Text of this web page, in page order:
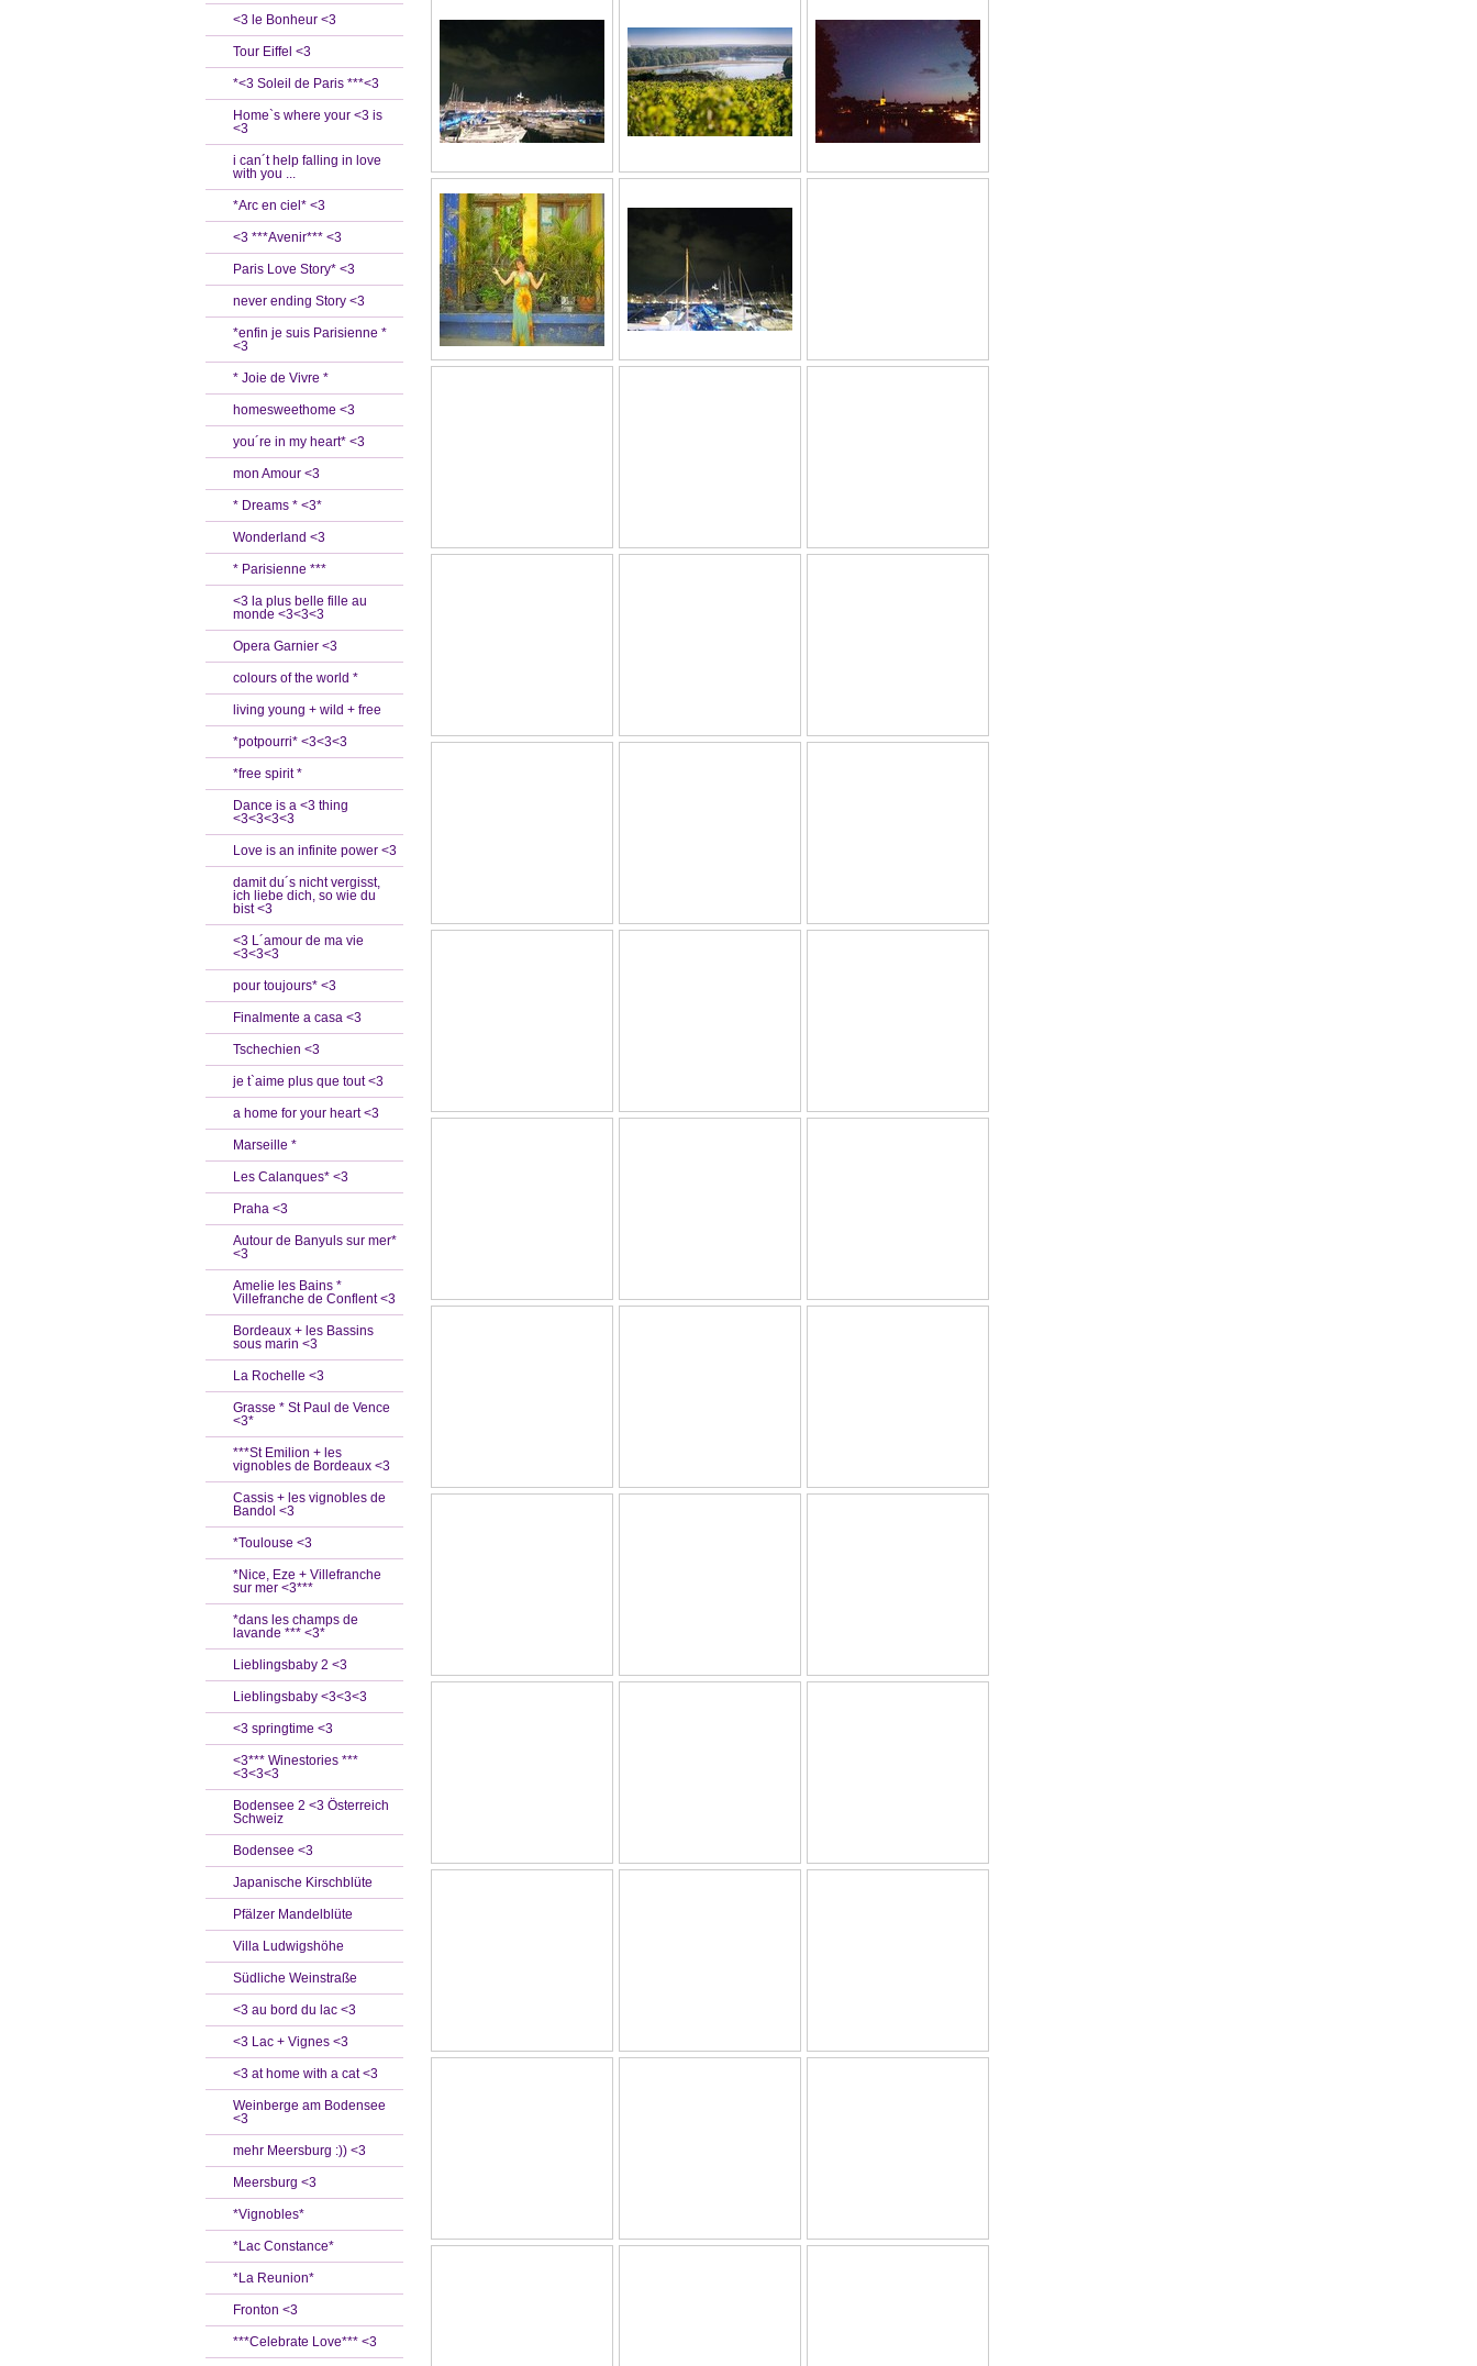
<3 le Bonheur <3
Tour Eiffel <3
*<3 Soleil de Paris ***<3
Home`s where your <3 is
<3
i can´t help falling in love
with you ...
*Arc en ciel* <3
<3 ***Avenir*** <3
Paris Love Story* <3
never ending Story <3
*enfin je suis Parisienne *
<3
* Joie de Vivre *
homesweethome <3
you´re in my heart* <3
mon Amour <3
* Dreams * <3*
Wonderland <3
* Parisienne ***
<3 la plus belle fille au
monde <3<3<3
Opera Garnier <3
colours of the world *
living young + wild + free
*potpourri* <3<3<3
*free spirit *
Dance is a <3 thing
<3<3<3<3
Love is an infinite power <3
damit du´s nicht vergisst,
ich liebe dich, so wie du
bist <3
<3 L´amour de ma vie
<3<3<3
pour toujours* <3
Finalmente a casa <3
Tschechien <3
je t`aime plus que tout <3
a home for your heart <3
Marseille *
Les Calanques* <3
Praha <3
Autour de Banyuls sur mer*
<3
Amelie les Bains *
Villefranche de Conflent <3
Bordeaux + les Bassins
sous marin <3
La Rochelle <3
Grasse * St Paul de Vence
<3*
***St Emilion + les
vignobles de Bordeaux <3
Cassis + les vignobles de
Bandol <3
*Toulouse <3
*Nice, Eze + Villefranche
sur mer <3***
*dans les champs de
lavande *** <3*
Lieblingsbaby 2 <3
Lieblingsbaby <3<3<3
<3 springtime <3
<3*** Winestories ***
<3<3<3
Bodensee 2 <3 Österreich
Schweiz
Bodensee <3
Japanische Kirschblüte
Pfälzer Mandelblüte
Villa Ludwigshöhe
Südliche Weinstraße
<3 au bord du lac <3
<3 Lac + Vignes <3
<3 at home with a cat <3
Weinberge am Bodensee
<3
mehr Meersburg :)) <3
Meersburg <3
*Vignobles*
*Lac Constance*
*La Reunion*
Fronton <3
***Celebrate Love*** <3